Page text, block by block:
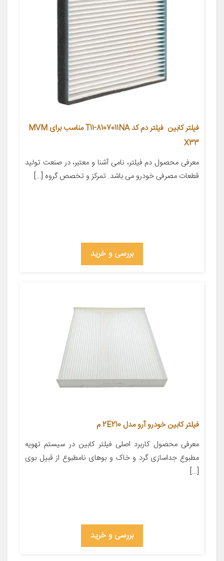
فیلتر کابین فیلتر دم کد T11-8107011NA مناسب برای MVM
X33
معرفی محصول دم فیلتر، نامی آشنا و معتبر، در صنعت تولید
قطعات مصرفی خودرو می باشد. تمرکز و تخصص گروه […]
بررسی و خرید
فیلتر کابین خودرو آرو مدل 2E210 م
معرفی محصول کاربرد اصلی فیلتر کابین در سیستم تهویه
مطبوع جداسازی گرد و خاک و بوهای نامطبوع از قبیل بوی
[…]
بررسی و خرید